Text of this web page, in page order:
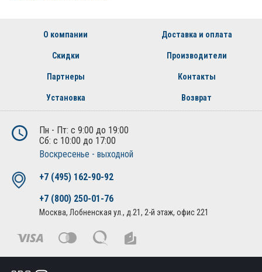
О компании Доставка и оплата
Скидки Производители
Партнеры Контакты
Установка Возврат
Пн - Пт: с 9:00 до 19:00
Сб: с 10:00 до 17:00
Воскресенье - выходной
+7 (495) 162-90-92
+7 (800) 250-01-76
Москва, Лобненская ул., д.21, 2-й этаж, офис 221